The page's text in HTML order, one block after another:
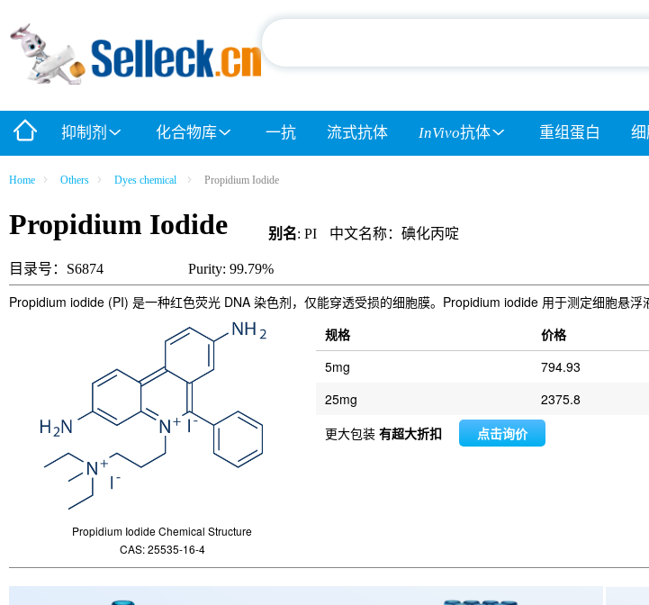
抑制剂 化合物库 一抗 流式抗体 InVivo抗体 重组蛋白
Home Others Dyes chemical Propidium Iodide
Propidium Iodide 别名: PI 中文名称：碘化丙啶
目录号：S6874 Purity: 99.79%
Propidium iodide (PI) 是一种红色荧光 DNA 染色剂，仅能穿透受损的细胞膜。Propidium iodide 用于测定细胞悬浮
Propidium Iodide Chemical Structure
CAS: 25535-16-4
规格 价格
5mg
794.93
25mg
2375.8
更大包装 有超大折扣 点击询价